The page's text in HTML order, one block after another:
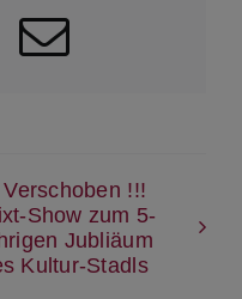
Email
!!!
Show zum 5-
Jubliäum
Kultur-Stadls